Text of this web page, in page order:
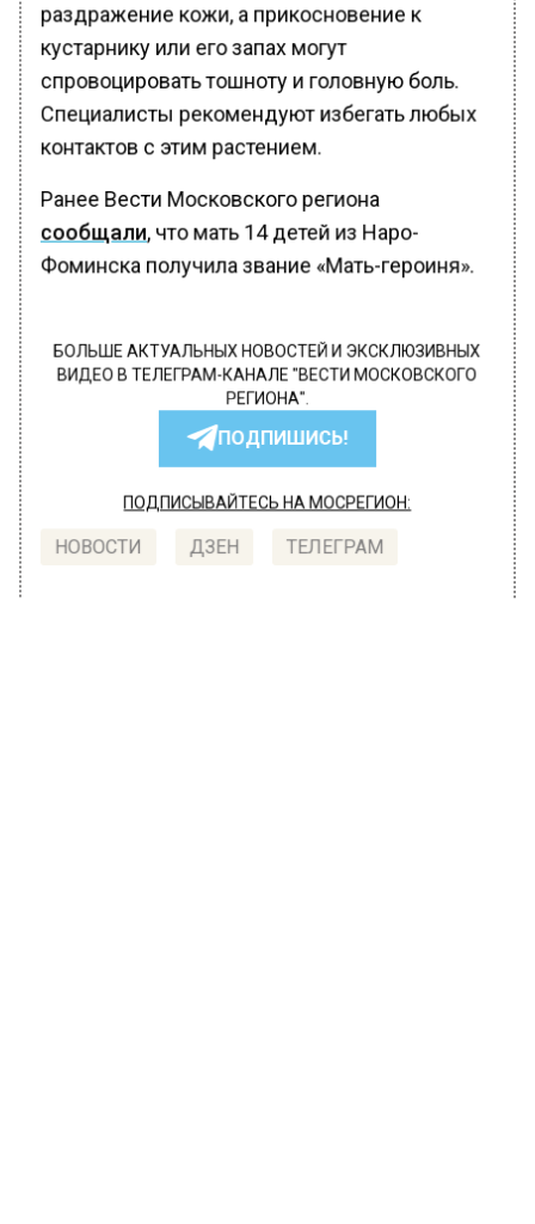
раздражение кожи, а прикосновение к
кустарнику или его запах могут
спровоцировать тошноту и головную боль.
Специалисты рекомендуют избегать любых
контактов с этим растением.
Ранее Вести Московского региона
сообщали, что мать 14 детей из Наро-
Фоминска получила звание «Мать-героиня».
БОЛЬШЕ АКТУАЛЬНЫХ НОВОСТЕЙ И ЭКСКЛЮЗИВНЫХ
ВИДЕО В ТЕЛЕГРАМ-КАНАЛЕ "ВЕСТИ МОСКОВСКОГО
РЕГИОНА".
ПОДПИШИСЬ!
ПОДПИСЫВАЙТЕСЬ НА МОСРЕГИОН:
НОВОСТИ ДЗЕН ТЕЛЕГРАМ